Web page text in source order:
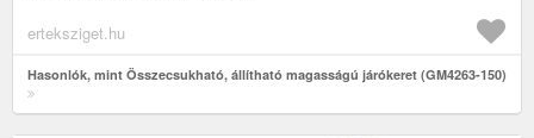
erteksziget.hu
Hasonlók, mint Összecsukható, állítható magasságú járókeret (GM4263-150)